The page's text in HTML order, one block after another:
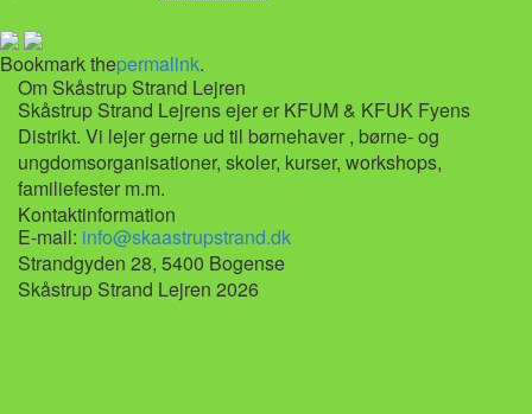
Bookmark thepermalink.
Om Skåstrup Strand Lejren
Skåstrup Strand Lejrens ejer er KFUM & KFUK Fyens
Distrikt. Vi lejer gerne ud til børnehaver , børne- og
ungdomsorganisationer, skoler, kurser, workshops,
familiefester m.m.
Kontaktinformation
E-mail: info@skaastrupstrand.dk
Strandgyden 28, 5400 Bogense
Skåstrup Strand Lejren 2026